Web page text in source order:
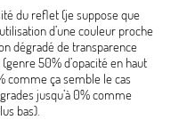
du reflet (je suppose que
d’une couleur proche
dégradé de transparence
50% d’opacité en haut
comme ça semble le cas
jusqu’à 0% comme
bas).